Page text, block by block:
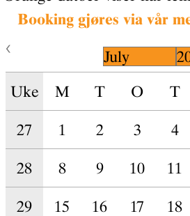
Booking gjøres via vår
Uke M T O T
27 1 2 3 4
28 8 9 10 11
29 15 16 17 18